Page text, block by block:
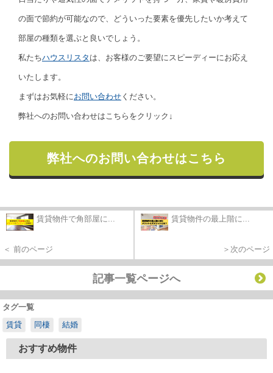
の面で節約が可能なので、どういった要素を優先したいか考えて
部屋の種類を選ぶと良いでしょう。
私たちハウスリスタ は、お客様のご要望にスピーディーにお応え
いたします。
まずはお気軽に お問い合わせ ください。
弊社へのお問い合わせはこちらをクリック↓
弊社へのお問い合わせはこちら
賃貸物件で角部屋に...
＜ 前のページ
賃貸物件の最上階に...
＞次のページ
記事一覧ページへ
タグ一覧
賃貸
同棲 結婚
おすすめ物件